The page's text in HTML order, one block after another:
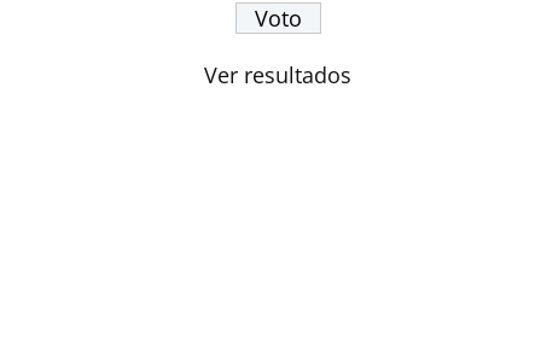
Ver resultados